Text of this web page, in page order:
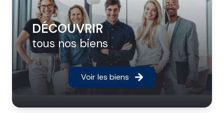
DÉCOUVRIR
tous nos biens
Voir les biens